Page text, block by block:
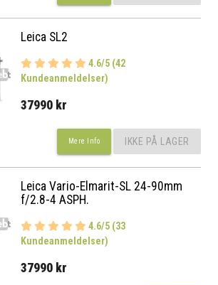
Leica SL2
4.6/5 (42
Kundeanmeldelser)
37990 kr
Mere Info IKKE PÅ LAGER
Leica Vario-Elmarit-SL 24-90mm
f/2.8-4 ASPH.
4.6/5 (33
Kundeanmeldelser)
37990 kr